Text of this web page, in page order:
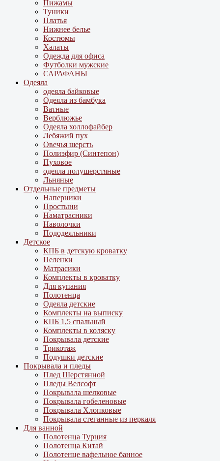
Пижамы
Туники
Платья
Нижнее белье
Костюмы
Халаты
Одежда для офиса
Футболки мужские
САРАФАНЫ
Одеяла
одеяла байковые
Одеяла из бамбука
Ватные
Верблюжье
Одеяла холлофайбер
Лебяжий пух
Овечья шерсть
Полиэфир (Синтепон)
Пуховое
одеяла полушерстяные
Льняные
Отдельные предметы
Наперники
Простыни
Наматрасники
Наволочки
Пододеяльники
Детское
КПБ в детскую кроватку
Пеленки
Матрасики
Комплекты в кроватку
Для купания
Полотенца
Одеяла детские
Комплекты на выписку
КПБ 1,5 спальный
Комплекты в коляску
Покрывала детские
Трикотаж
Подушки детские
Покрывала и пледы
Плед Шерстянной
Пледы Велсофт
Покрывала шелковые
Покрывала гобеленовые
Покрывала Хлопковые
Покрывала стеганные из перкаля
Для ванной
Полотенца Турция
Полотенца Китай
Полотенце вафельное банное